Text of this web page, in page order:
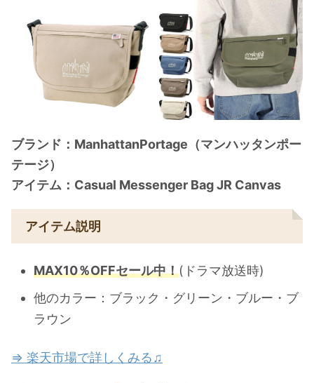
ブランド：ManhattanPortage（マンハッタンポー
テージ）
アイテム：Casual Messenger Bag JR Canvas
アイテム説明
MAX10％OFFセール中！(ドラマ放送時)
他のカラー：ブラック・グリーン・ブルー・ブ
ラウン
⇒ 楽天市場で詳しくみる♫